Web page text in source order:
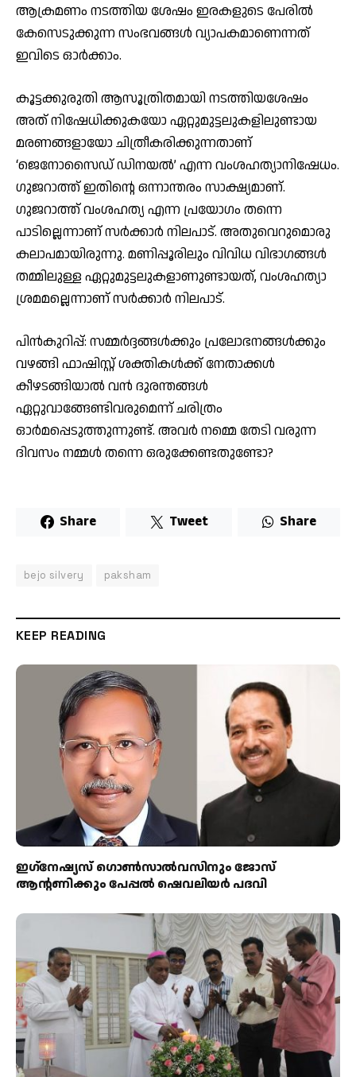
ആക്രമണം നടത്തിയ ശേഷം ഇരകളുടെ പേരില്‍
കേസെടുക്കുന്ന സംഭവങ്ങള്‍ വ്യാപകമാണെന്നത്
ഇവിടെ ഓര്‍ക്കാം.
കൂട്ടക്കുരുതി ആസൂത്രിതമായി നടത്തിയശേഷം
അത് നിഷേധിക്കുകയോ ഏറ്റുമുട്ടലുകളിലുണ്ടായ
മരണങ്ങളായോ ചിത്രീകരിക്കുന്നതാണ്
‘ജെനോസൈഡ് ഡിനയല്‍’ എന്ന വംശഹത്യാനിഷേധം.
ഗുജറാത്ത് ഇതിന്റെ ഒന്നാന്തരം സാക്ഷ്യമാണ്.
ഗുജറാത്ത് വംശഹത്യ എന്ന പ്രയോഗം തന്നെ
പാടില്ലെന്നാണ് സര്‍ക്കാര്‍ നിലപാട്. അതുവെറുമൊരു
കലാപമായിരുന്നു. മണിപ്പൂരിലും വിവിധ വിഭാഗങ്ങള്‍
തമ്മിലുള്ള ഏറ്റുമുട്ടലുകളാണുണ്ടായത്, വംശഹത്യാ
ശ്രമമല്ലെന്നാണ് സര്‍ക്കാര്‍ നിലപാട്.
പിന്‍കുറിപ്പ്: സമ്മര്‍ദ്ദങ്ങള്‍ക്കും പ്രലോഭനങ്ങള്‍ക്കും
വഴങ്ങി ഫാഷിസ്റ്റ് ശക്തികള്‍ക്ക് നേതാക്കള്‍
കീഴടങ്ങിയാല്‍ വന്‍ ദുരന്തങ്ങള്‍
ഏറ്റുവാങ്ങേണ്ടിവരുമെന്ന് ചരിത്രം
ഓര്‍മപ്പെടുത്തുന്നുണ്ട്. അവര്‍ നമ്മെ തേടി വരുന്ന
ദിവസം നമ്മള്‍ തന്നെ ഒരുക്കേണ്ടതുണ്ടോ?
Share Tweet Share
bejo silvery paksham
KEEP READING
ഇഗ്‌നേഷ്യസ് ഗൊൺസാൽവസിനും ജോസ്
ആന്റണിക്കും പേപ്പൽ ഷെവലിയർ പദവി